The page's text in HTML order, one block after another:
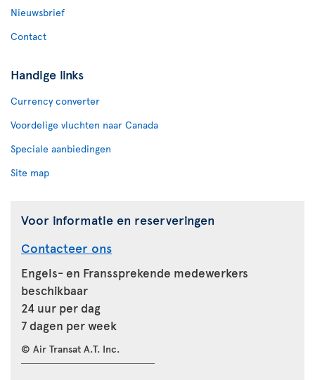
Nieuwsbrief
Contact
Handige links
Currency converter
Voordelige vluchten naar Canada
Speciale aanbiedingen
Site map
Voor informatie en reserveringen
Contacteer ons
Engels- en Franssprekende medewerkers
beschikbaar
24 uur per dag
7 dagen per week
© Air Transat A.T. Inc.